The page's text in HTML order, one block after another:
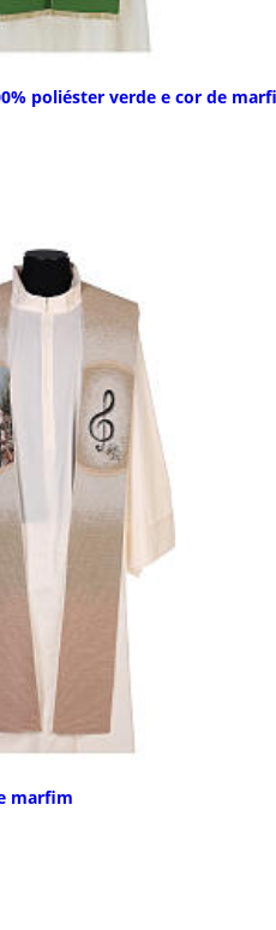
poliéster verde e cor de
marfim